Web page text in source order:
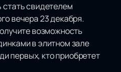
стать свидетелем
вечера 23 декабря.
возможность
в элитном зале
первых, кто приобретет